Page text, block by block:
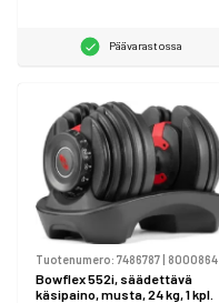
Päävarastossa
Tuotenumero: 7486787| 8000864
Bowflex 552i, säädettävä
käsipaino, musta, 24 kg, 1 kpl.